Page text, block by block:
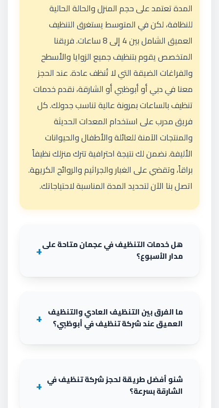
المدة تعتمد على حجم المنزل والحالة الحالية
للنظافة، لكن في المتوسط يستغرق التنظيف
العميق الشامل بين 4 إلى 8 ساعات. فريقنا
المتخصص يقوم بتنظيف جميع الزوايا والأسطح
والفراغات الضيقة التي لا تُنظف عادة. عند الحجز
معنا في دبي أو أبوظبي أو الشارقة، نقدم خدمات
تنظيف بالساعات بمرونة عالية تناسب جدولك. كل
فريق مدرب على استخدام المعدات الحديثة
والمنتجات الآمنة للعائلة والأطفال والحيوانات
الأليفة. نضمن لك نتيجة احترافية تترك منزلك نظيفاً
براقاً، وتقضي على الغبار والجراثيم والروائح الكريهة.
اتصل بنا الآن لتحديد المدة المناسبة لاحتياجاتك.
هل خدمات التنظيف في عجمان متاحة على
مدار الأسبوع؟
ما الفرق بين التنظيف العادي والتنظيف
العميق عند شركة تنظيف في أبوظبي؟
شنو أفضل طريقة لحجز شركة تنظيف في
الشارقة بسرعة؟